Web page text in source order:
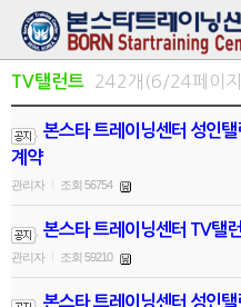
TV탤런트 242개(6/24페이
본스타 트레이닝센터 성인
계약
관리자 조회 56754
본스타 트레이닝센터 TV탤
관리자 조회 59210
본스타 트레이닝센터 성인